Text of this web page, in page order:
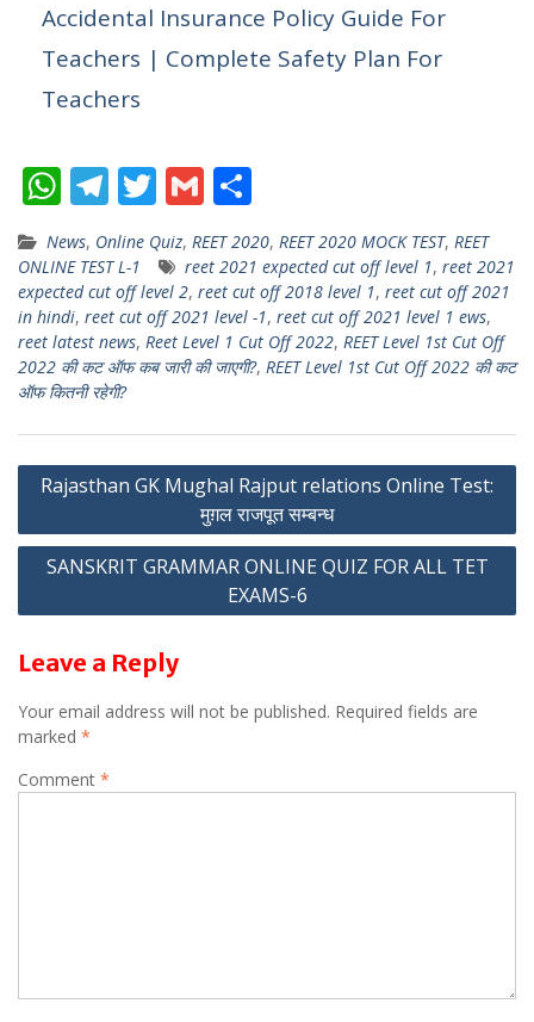
Accidental Insurance Policy Guide For
Teachers | Complete Safety Plan For
Teachers
W
h
at
s
A
p
p
T
el
e
gr
a
m
T
w
itt
er
G
m
ai
l
h
ar
e
News, Online Quiz, REET 2020, REET 2020 MOCK TEST, REET
ONLINE TEST L-1
reet 2021 expected cut off level 1, reet 2021
expected cut off level 2, reet cut off 2018 level 1, reet cut off 2021
in hindi, reet cut off 2021 level -1, reet cut off 2021 level 1 ews,
reet latest news, Reet Level 1 Cut Off 2022, REET Level 1st Cut Off
2022 की कट ऑफ कब जारी की जाएगी?, REET Level 1st Cut Off 2022 की कट
ऑफ कितनी रहेगी?
Post
navigation
Rajasthan GK Mughal Rajput relations Online Test:
मुग़ल राजपूत सम्बन्ध
SANSKRIT GRAMMAR ONLINE QUIZ FOR ALL TET
EXAMS-6
Leave a Reply
Your email address will not be published. Required fields are
marked *
Comment *